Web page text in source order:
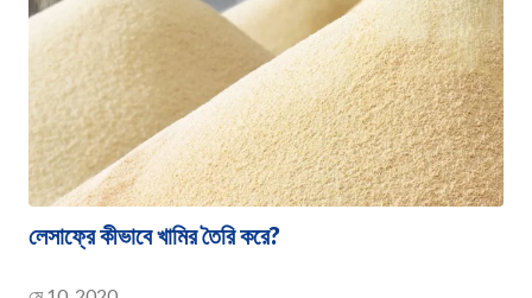
লেসাফ্রে কীভাবে খামির তৈরি করে?